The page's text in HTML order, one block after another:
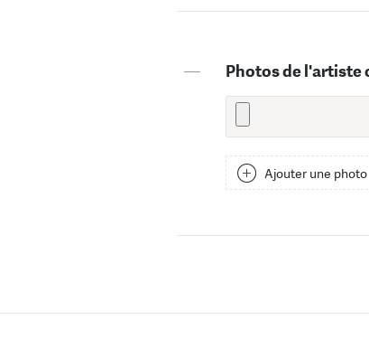
— Photos de l'artiste
Ajouter une photo